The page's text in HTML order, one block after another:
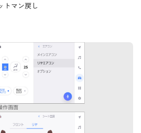
マン戻し